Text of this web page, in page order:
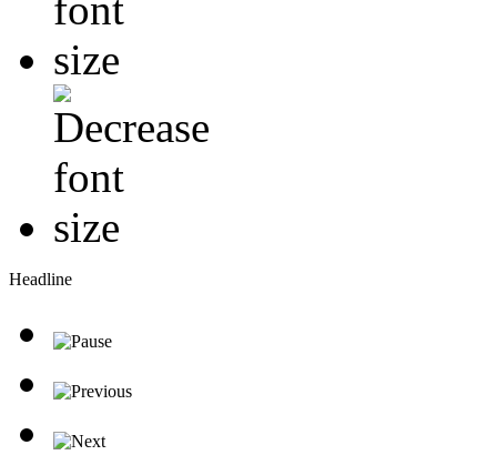
Headline